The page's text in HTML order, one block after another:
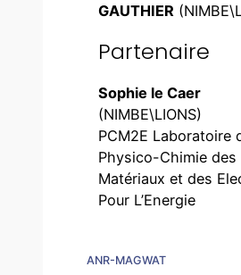
ANR-MAGWAT
GAUTHIER
Partenaire
Sophie le Caer
(NIMBE\LIONS)
PCM2E Laboratoire
Physico-Chimie des
Matériaux et des
Pour L’Energie